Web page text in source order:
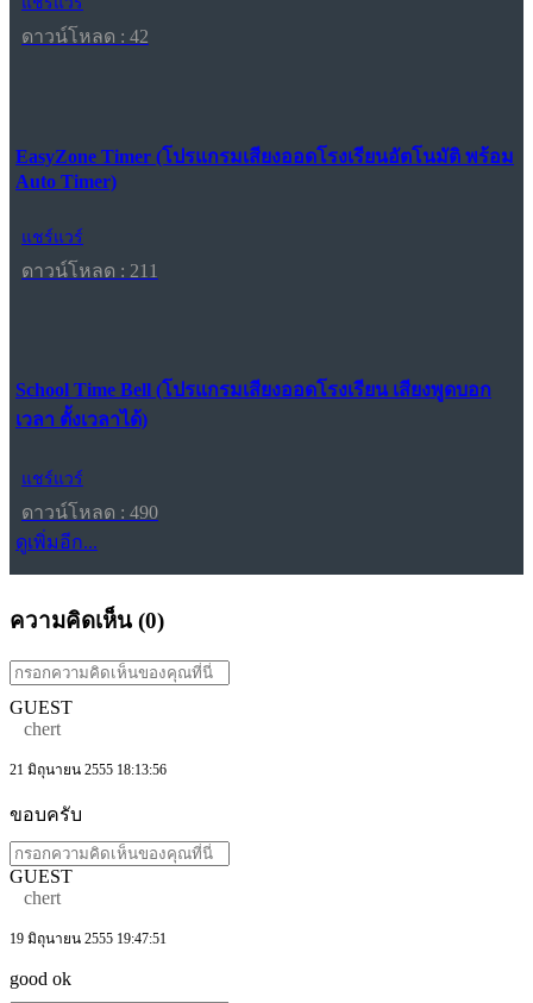
ดาวน์โหลด : 42
EasyZone Timer (โปรแกรมเสียงออดโรงเรียนอัตโนมัติ พร้อม
Auto Timer)
แชร์แวร์
ดาวน์โหลด : 211
School Time Bell (โปรแกรมเสียงออดโรงเรียน เสียงพูดบอก
เวลา ตั้งเวลาได้)
แชร์แวร์
ดาวน์โหลด : 490
ดูเพิ่มอีก...
ความคิดเห็น (0)
GUEST
chert
21 มิถุนายน 2555 18:13:56
ขอบครับ
GUEST
chert
19 มิถุนายน 2555 19:47:51
good ok